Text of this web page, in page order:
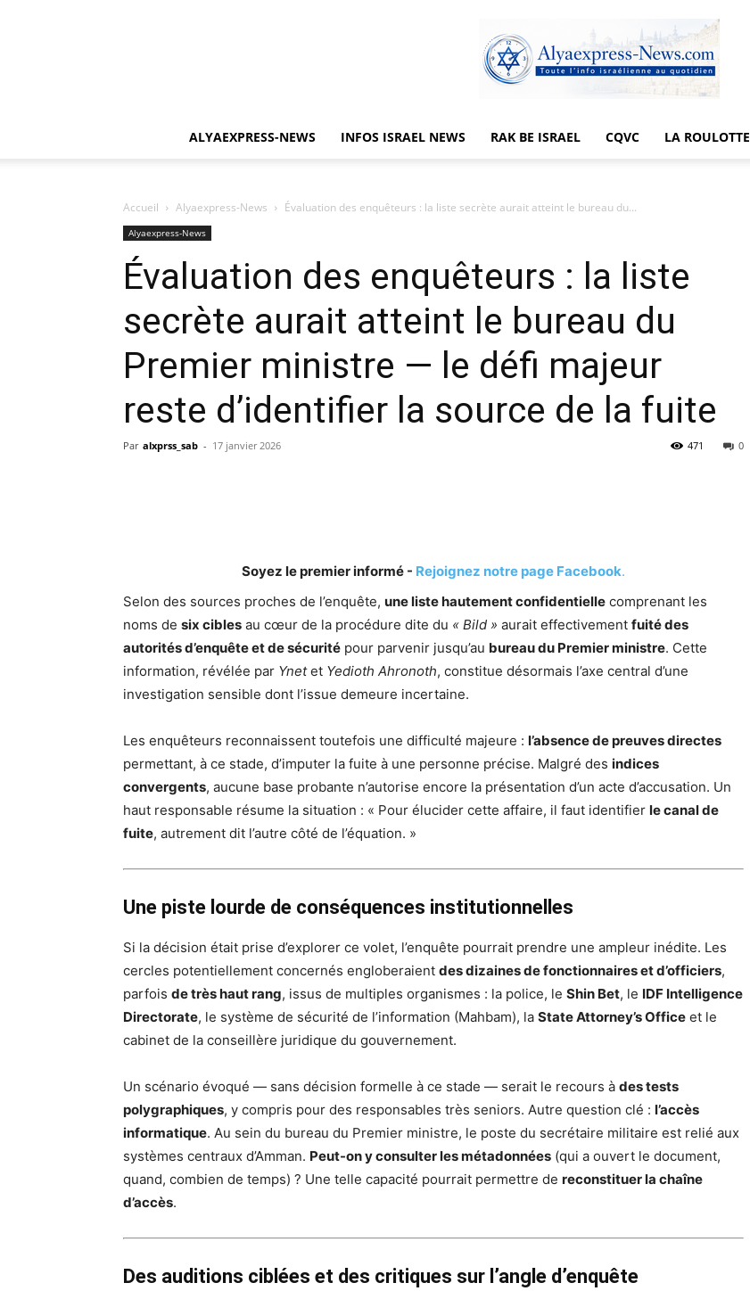
News
ALYAEXPRESS-NEWS INFOS ISRAEL NEWS RAK BE ISRAEL CQVC LA ROULOTTE
Accueil Alyaexpress-News Évaluation des enquêteurs : la liste secrète aurait atteint le bureau du...
Alyaexpress-News
Évaluation des enquêteurs : la liste
secrète aurait atteint le bureau du
Premier ministre — le défi majeur
reste d’identifier la source de la fuite
Par alxprss_sab - 17 janvier 2026 0
471
Soyez le premier informé - Rejoignez notre page Facebook.
Selon des sources proches de l’enquête, une liste hautement confidentielle comprenant les
noms de six cibles au cœur de la procédure dite du « Bild » aurait effectivement fuité des
autorités d’enquête et de sécurité pour parvenir jusqu’au bureau du Premier ministre. Cette
information, révélée par Ynetet Yedioth Ahronoth, constitue désormais l’axe central d’une
investigation sensible dont l’issue demeure incertaine.
Les enquêteurs reconnaissent toutefois une difficulté majeure : l’absence de preuves directes
permettant, à ce stade, d’imputer la fuite à une personne précise. Malgré des indices
convergents, aucune base probante n’autorise encore la présentation d’un acte d’accusation. Un
haut responsable résume la situation : « Pour élucider cette affaire, il faut identifier le canal de
fuite, autrement dit l’autre côté de l’équation. »
Une piste lourde de conséquences institutionnelles
Si la décision était prise d’explorer ce volet, l’enquête pourrait prendre une ampleur inédite. Les
cercles potentiellement concernés engloberaient des dizaines de fonctionnaires et d’officiers,
parfois de très haut rang, issus de multiples organismes : la police, le Shin Bet, le IDF Intelligence
Directorate, le système de sécurité de l’information (Mahbam), la State Attorney’s Office et le
cabinet de la conseillère juridique du gouvernement.
Un scénario évoqué — sans décision formelle à ce stade — serait le recours à des tests
polygraphiques, y compris pour des responsables très seniors. Autre question clé : l’accès
informatique. Au sein du bureau du Premier ministre, le poste du secrétaire militaire est relié aux
systèmes centraux d’Amman. Peut-on y consulter les métadonnées (qui a ouvert le document,
quand, combien de temps) ? Une telle capacité pourrait permettre de reconstituer la chaîne
d’accès.
Des auditions ciblées et des critiques sur l’angle d’enquête